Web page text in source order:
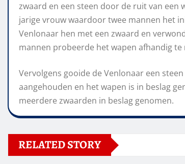
zwaard en een steen door de ruit van een
jarige vrouw waardoor twee mannen het
Venlonaar hen met een zwaard en
mannen probeerde het wapen afhandig te
Vervolgens gooide de Venlonaar een
aangehouden en het wapen is in beslag
meerdere zwaarden in beslag genomen.
RELATED STORY